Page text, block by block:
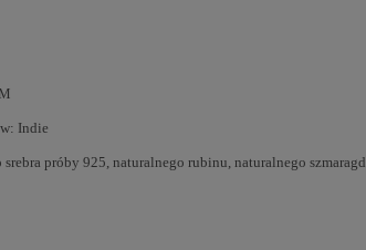
Indie
próby 925, naturalnego rubinu, naturalnego